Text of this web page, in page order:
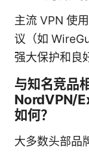
主流 VPN 使
议（如
强大保护和良
与知名竞品
NordVPN/
如何？
大多数头部品